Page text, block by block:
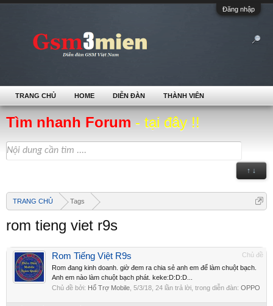
Đăng nhập
Tìm nhanh Forum - tại đây !!
↑ ↓
TRANG CHỦ Tags
rom tieng viet r9s
Chủ đề
Rom Tiếng Việt R9s
Rom đang kinh doanh. giờ đem ra chia sẻ anh em để làm chuột bạch.
Anh em nào làm chuột bạch phát. keke:D:D:D...
Chủ đề bởi: Hổ Trợ Mobile 5/3/18 , 24 lần trả lời, trong diễn đàn: OPPO
TRANG CHỦ HOME DIỄN ĐÀN THÀNH VIÊN